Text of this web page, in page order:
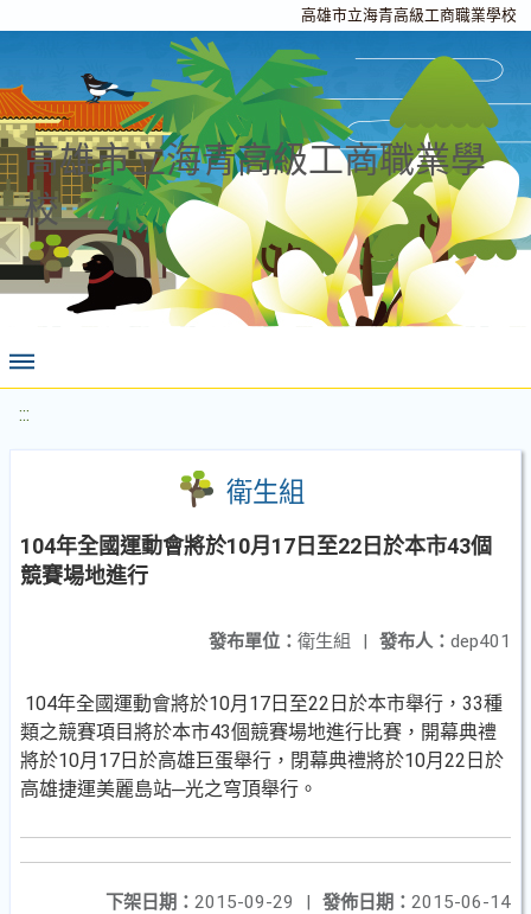
高雄市立海青高級工商職業學校
高雄市立海青高級工商職業學
校
:::
衛生組
104年全國運動會將於10月17日至22日於本市43個
競賽場地進行
發布人： dep401
發布單位： 衛生組 |
104年全國運動會將於10月17日至22日於本市舉行，33種
類之競賽項目將於本市43個競賽場地進行比賽，開幕典禮
將於10月17日於高雄巨蛋舉行，閉幕典禮將於10月22日於
高雄捷運美麗島站─光之穹頂舉行。
發佈日期： 2015-06-14
下架日期： 2015-09-29
|